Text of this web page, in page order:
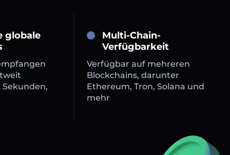
globale
Multi-Chain-
Verfügbarkeit
Verfügbar auf mehreren
Blockchains, darunter
Ethereum, Tron, Solana und
mehr